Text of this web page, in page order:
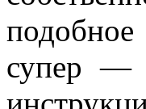
супер —